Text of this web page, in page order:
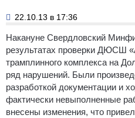
22.10.13 в 17:36
Накануне Свердловский
результатах проверки ДЮСШ
трамплинного комплекса на
ряд нарушений. Были
разработкой документации и
фактически невыполненные
внесены изменения, что